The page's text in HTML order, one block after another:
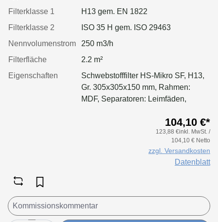
Filterklasse 1
H13 gem. EN 1822
Filterklasse 2
ISO 35 H gem. ISO 29463
Nennvolumenstrom
250 m3/h
Filterfläche
2.2 m²
Eigenschaften
Schwebstofffilter HS-Mikro SF, H13,
Gr. 305x305x150 mm, Rahmen:
MDF, Separatoren: Leimfäden,
104,10 €*
123,88 €inkl. MwSt. /
104,10 € Netto
zzgl. Versandkosten
Datenblatt